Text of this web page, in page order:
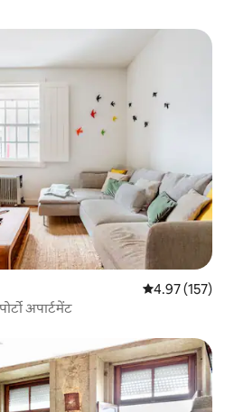
5 पैकी 4.97
4.97 (157)
अपार्टमेंट